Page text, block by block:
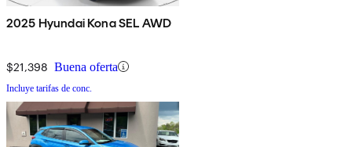
2025 Hyundai Kona SEL AWD
$21,398 Buena oferta
Incluye tarifas de conc.